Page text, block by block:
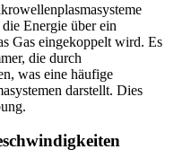
Energie über ein
Gas eingekoppelt wird. Es
die durch
was eine häufige
darstellt. Dies